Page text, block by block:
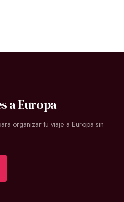
a Europa
organizar tu viaje a Europa sin